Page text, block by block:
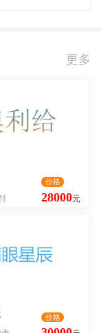
更多
28000元
价格
价格